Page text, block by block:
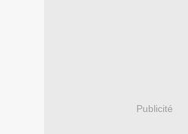
Publicité